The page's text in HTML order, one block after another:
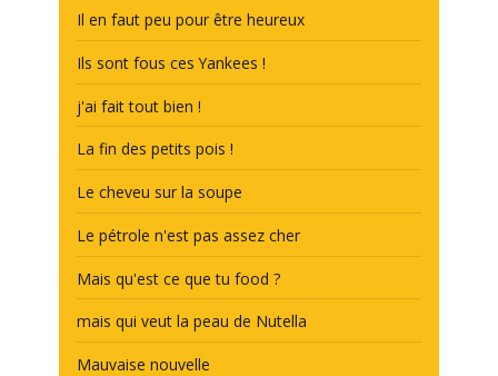
Il en faut peu pour être heureux
Ils sont fous ces Yankees !
j'ai fait tout bien !
La fin des petits pois !
Le cheveu sur la soupe
Le pétrole n'est pas assez cher
Mais qu'est ce que tu food ?
mais qui veut la peau de Nutella
Mauvaise nouvelle